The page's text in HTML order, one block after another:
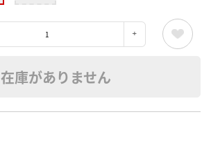
在庫がありません